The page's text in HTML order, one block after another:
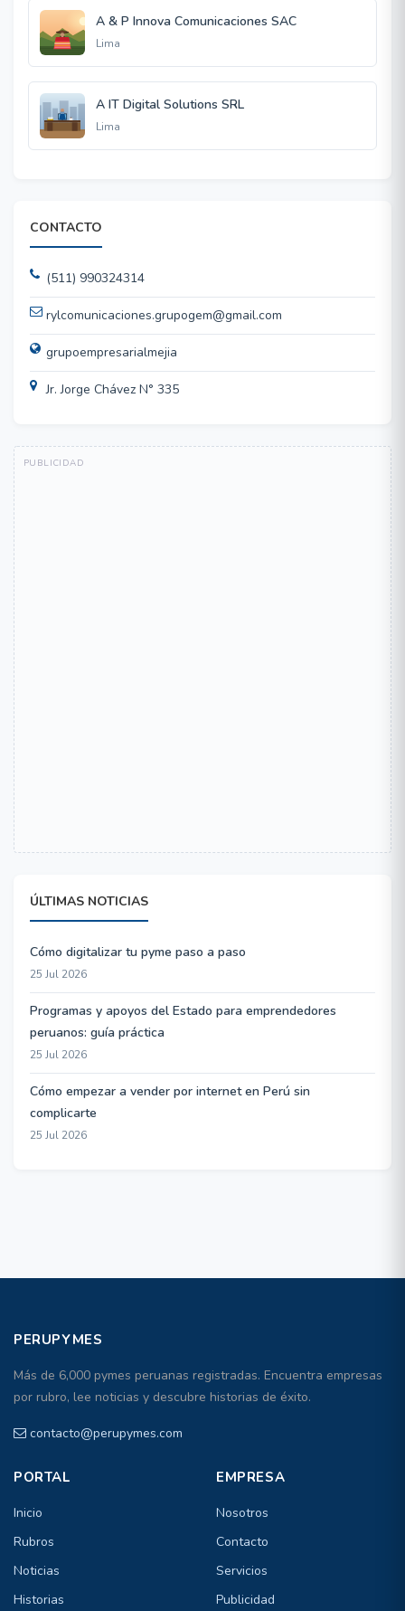
A & P Innova Comunicaciones SAC
Lima
A IT Digital Solutions SRL
Lima
CONTACTO
(511) 990324314
rylcomunicaciones.grupogem@gmail.com
grupoempresarialmejia
Jr. Jorge Chávez N° 335
ÚLTIMAS NOTICIAS
Cómo digitalizar tu pyme paso a paso
25 Jul 2026
Programas y apoyos del Estado para emprendedores
peruanos: guía práctica
25 Jul 2026
Cómo empezar a vender por internet en Perú sin
complicarte
25 Jul 2026
PERUPYMES
Más de 6,000 pymes peruanas registradas. Encuentra empresas
por rubro, lee noticias y descubre historias de éxito.
contacto@perupymes.com
PORTAL
Inicio
Rubros
Noticias
Historias
EMPRESA
Nosotros
Contacto
Servicios
Publicidad